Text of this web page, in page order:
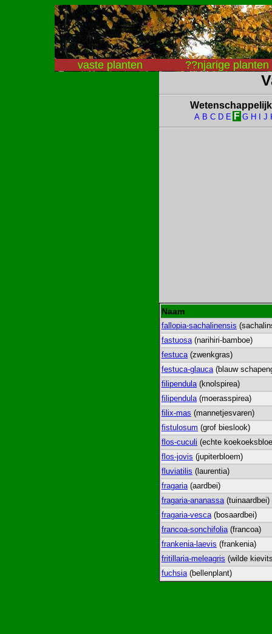
vaste planten ??njarige planten
A B C D E F G H J
Naam
fallopia-sachalinensis
fastuosa(narihiri-bamboe)
festuca(zwenkgras)
festuca-glauca(blauw
filipendula(knolspirea)
filipendula(moerasspirea)
filix-mas (mannetjesvaren)
fistulosum (grof bieslook)
flos-cuculi (echte
flos-jovis (jupiterbloem)
fluviatilis (laurentia)
fragaria(aardbei)
fragaria-ananassa(tuinaardbei)
fragaria-vesca(bosaardbei)
francoa-sonchifolia(francoa)
frankenia-laevis (frankenia)
fritillaria-meleagris (wilde
fuchsia(bellenplant)